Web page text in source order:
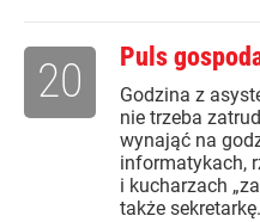
Puls
Godzina z
nie trzeba
wynająć na
informatykach,
i kucharzach
także
20